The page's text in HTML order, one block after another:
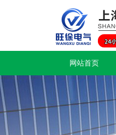
网站首页